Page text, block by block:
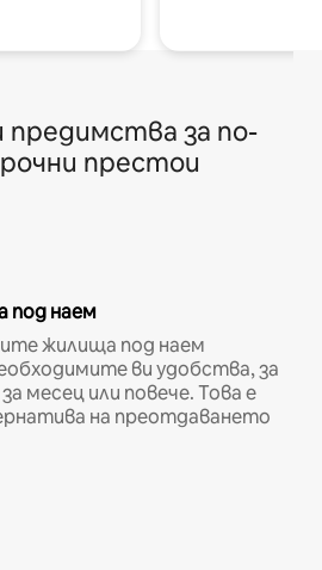
предимства за по-
престои
под наем
жилища под наем
ви удобства, за
месец или повече. Това е
на преотдаването